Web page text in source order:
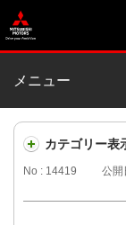
メニュー
カテゴリー表
No : 14419 公開